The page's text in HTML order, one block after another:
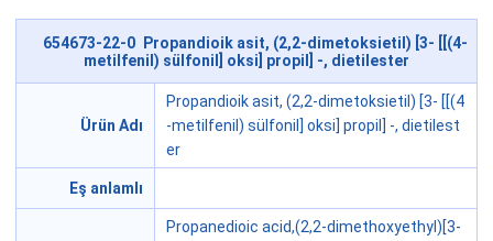
654673-22-0 Propandioik asit, (2,2-dimetoksietil) [3- [[(4-
metilfenil) sülfonil] oksi] propil] -, dietilester
Ürün Adı
Propandioik asit, (2,2-dimetoksietil) [3- [[(4
-metilfenil) sülfonil] oksi] propil] -, dietilest
er
Eş anlamlı
Propanedioic acid,(2,2-dimethoxyethyl)[3-